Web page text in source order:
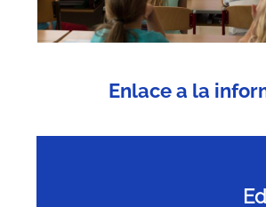
Enlace a la